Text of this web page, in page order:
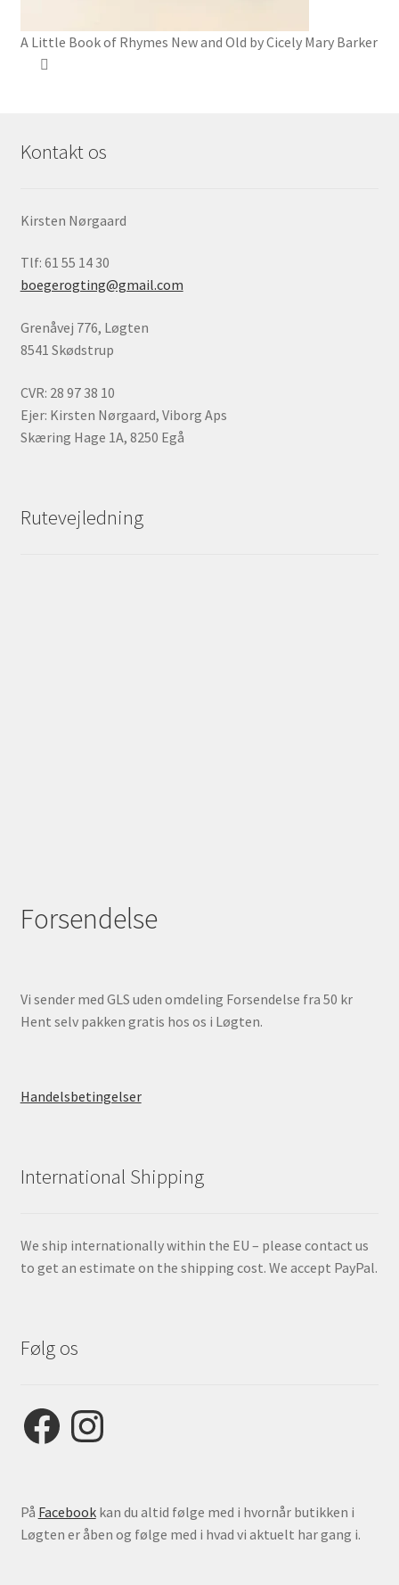
A Little Book of Rhymes New and Old by Cicely Mary Barker
Kontakt os
Kirsten Nørgaard
Tlf: 61 55 14 30
boegerogting@gmail.com
Grenåvej 776, Løgten
8541 Skødstrup
CVR: 28 97 38 10
Ejer: Kirsten Nørgaard, Viborg Aps
Skæring Hage 1A, 8250 Egå
Rutevejledning
Forsendelse
Vi sender med GLS uden omdeling Forsendelse fra 50 kr
Hent selv pakken gratis hos os i Løgten.
Handelsbetingelser
International Shipping
We ship internationally within the EU – please contact us
to get an estimate on the shipping cost. We accept PayPal.
Følg os
FacebookInstagram
På Facebookkan du altid følge med i hvornår butikken i
Løgten er åben og følge med i hvad vi aktuelt har gang i.